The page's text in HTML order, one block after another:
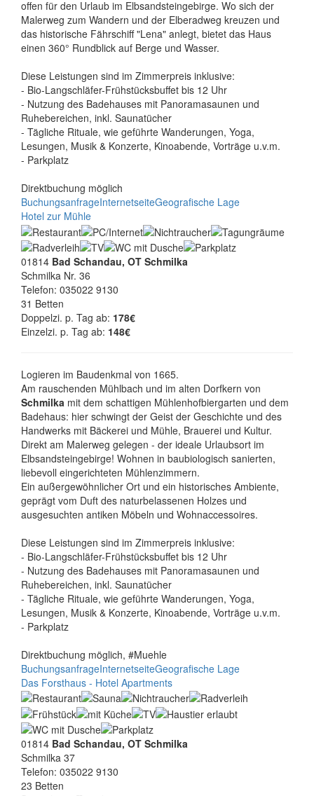
offen für den Urlaub im Elbsandsteingebirge. Wo sich der
Malerweg zum Wandern und der Elberadweg kreuzen und
das historische Fährschiff "Lena" anlegt, bietet das Haus
einen 360° Rundblick auf Berge und Wasser.
Diese Leistungen sind im Zimmerpreis inklusive:
- Bio-Langschläfer-Frühstücksbuffet bis 12 Uhr
- Nutzung des Badehauses mit Panoramasaunen und
Ruhebereichen, inkl. Saunatücher
- Tägliche Rituale, wie geführte Wanderungen, Yoga,
Lesungen, Musik & Konzerte, Kinoabende, Vorträge u.v.m.
- Parkplatz
Direktbuchung möglich
BuchungsanfrageInternetseiteGeografische Lage
Hotel zur Mühle
01814 Bad Schandau, OT Schmilka
Schmilka Nr. 36
Telefon: 035022 9130
31 Betten
Doppelzi. p. Tag ab: 178€
Einzelzi. p. Tag ab: 148€
Logieren im Baudenkmal von 1665.
Am rauschenden Mühlbach und im alten Dorfkern von
Schmilka mit dem schattigen Mühlenhofbiergarten und dem
Badehaus: hier schwingt der Geist der Geschichte und des
Handwerks mit Bäckerei und Mühle, Brauerei und Kultur.
Direkt am Malerweg gelegen - der ideale Urlaubsort im
Elbsandsteingebirge! Wohnen in baubiologisch sanierten,
liebevoll eingerichteten Mühlenzimmern.
Ein außergewöhnlicher Ort und ein historisches Ambiente,
geprägt vom Duft des naturbelassenen Holzes und
ausgesuchten antiken Möbeln und Wohnaccessoires.
Diese Leistungen sind im Zimmerpreis inklusive:
- Bio-Langschläfer-Frühstücksbuffet bis 12 Uhr
- Nutzung des Badehauses mit Panoramasaunen und
Ruhebereichen, inkl. Saunatücher
- Tägliche Rituale, wie geführte Wanderungen, Yoga,
Lesungen, Musik & Konzerte, Kinoabende, Vorträge u.v.m.
- Parkplatz
Direktbuchung möglich, #Muehle
BuchungsanfrageInternetseiteGeografische Lage
Das Forsthaus - Hotel Apartments
01814 Bad Schandau, OT Schmilka
Schmilka 37
Telefon: 035022 9130
23 Betten